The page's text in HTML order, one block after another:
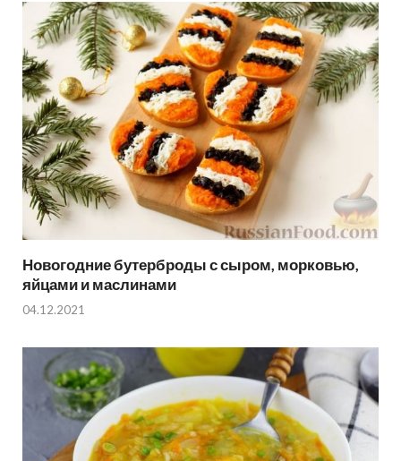
Новогодние бутерброды с сыром, морковью,
яйцами и маслинами
04.12.2021